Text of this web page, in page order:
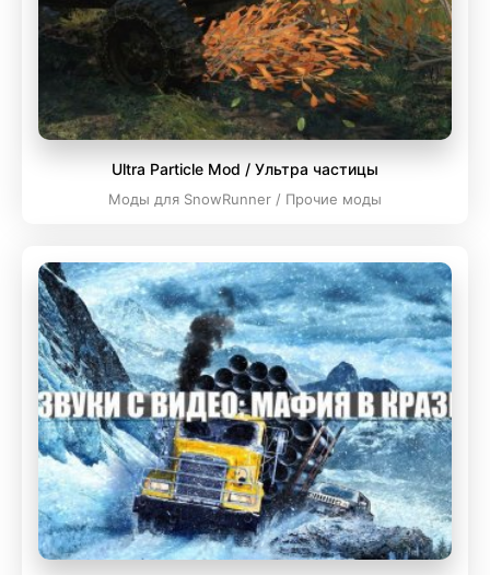
Ultra Particle Mod / Ультра частицы
Моды для SnowRunner / Прочие моды